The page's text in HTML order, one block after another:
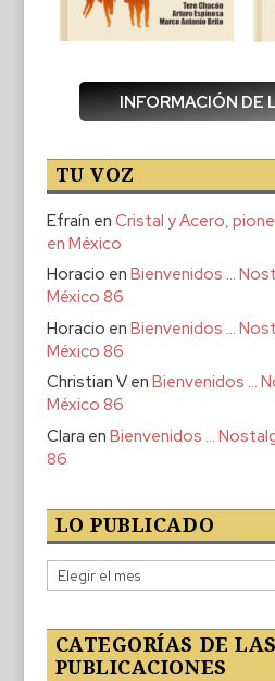
INFORMACIÓN DE
TU VOZ
Efraín en Cristal y Acero,
en México
Horacio en Bienvenidos …
México 86
Horacio en Bienvenidos …
México 86
Christian Ven Bienvenidos …
México 86
Clara en Bienvenidos …
86
LO PUBLICADO
Lo
publicado
CATEGORÍAS DE LAS
PUBLICACIONES